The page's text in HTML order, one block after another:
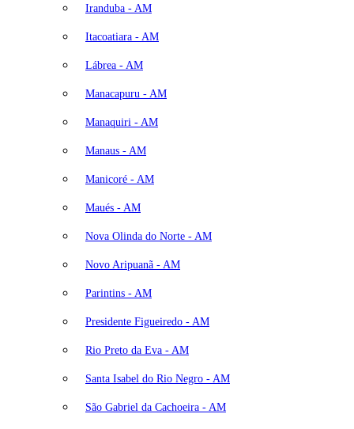
Iranduba - AM
Itacoatiara - AM
Lábrea - AM
Manacapuru - AM
Manaquiri - AM
Manaus - AM
Manicoré - AM
Maués - AM
Nova Olinda do Norte - AM
Novo Aripuanã - AM
Parintins - AM
Presidente Figueiredo - AM
Rio Preto da Eva - AM
Santa Isabel do Rio Negro - AM
São Gabriel da Cachoeira - AM